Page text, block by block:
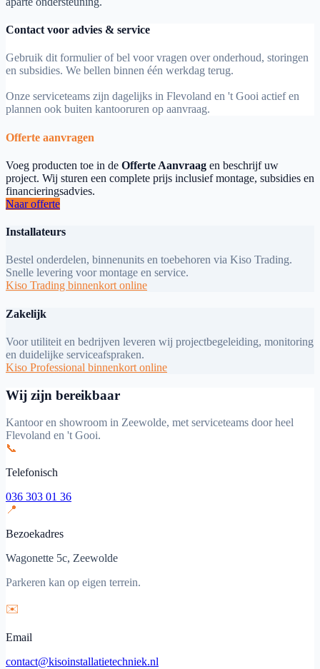
Contact voor advies & service
Gebruik dit formulier of bel voor vragen over onderhoud, storingen
en subsidies. We bellen binnen één werkdag terug.
Onze serviceteams zijn dagelijks in Flevoland en 't Gooi actief en
plannen ook buiten kantooruren op aanvraag.
Offerte aanvragen
Voeg producten toe in de Offerte Aanvraag en beschrijf uw
project. Wij sturen een complete prijs inclusief montage, subsidies en
financieringsadvies.
Naar offerte
Installateurs
Bestel onderdelen, binnenunits en toebehoren via Kiso Trading.
Snelle levering voor montage en service.
Kiso Trading binnenkort online
Zakelijk
Voor utiliteit en bedrijven leveren wij projectbegeleiding, monitoring
en duidelijke serviceafspraken.
Kiso Professional binnenkort online
Wij zijn bereikbaar
Kantoor en showroom in Zeewolde, met serviceteams door heel
Flevoland en 't Gooi.
📞
Telefonisch
036 303 01 36
📍
Bezoekadres
Wagonette 5c, Zeewolde
Parkeren kan op eigen terrein.
✉️
Email
contact@kisoinstallatietechniek.nl